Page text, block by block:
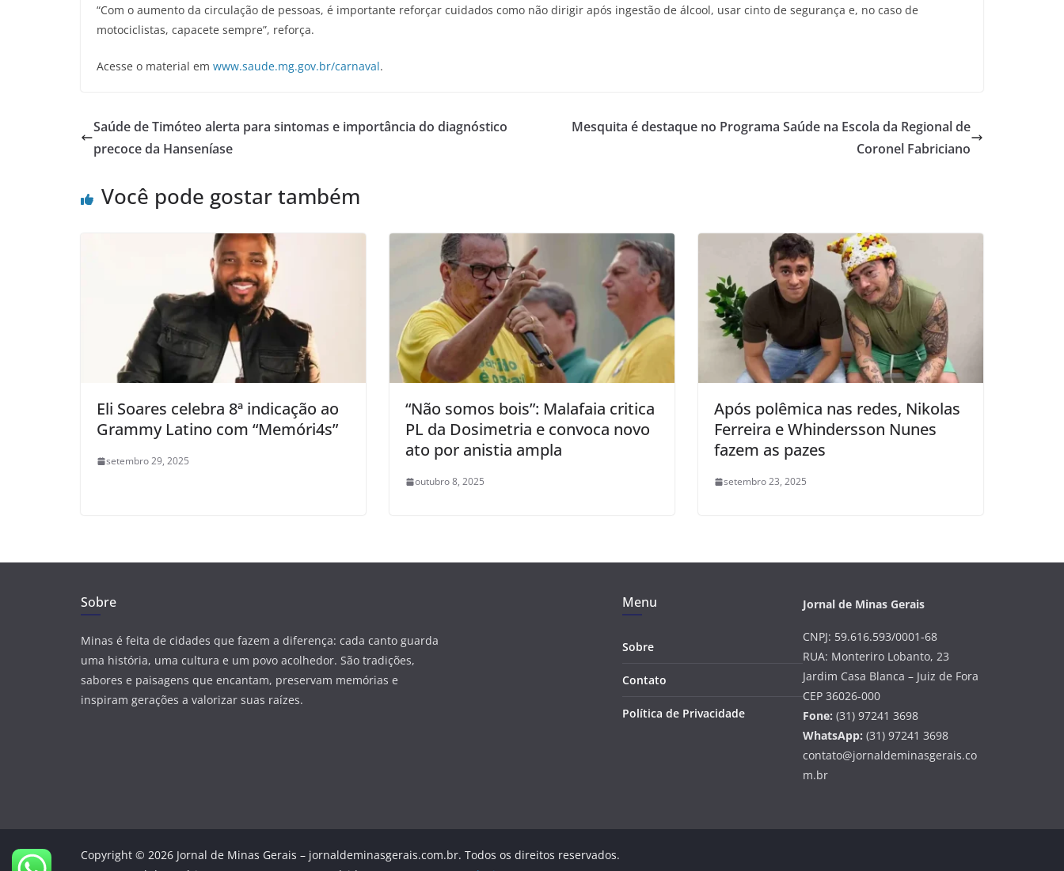
“Com o aumento da circulação de pessoas, é importante reforçar cuidados como não dirigir após ingestão de álcool, usar cinto de segurança e, no caso de
motociclistas, capacete sempre”, reforça.
Acesse o material em www.saude.mg.gov.br/carnaval.
Saúde de Timóteo alerta para sintomas e importância do diagnóstico
precoce da Hanseníase
Mesquita é destaque no Programa Saúde na Escola da Regional de
Coronel Fabriciano
Você pode gostar também
Eli Soares celebra 8ª indicação ao
Grammy Latino com “Memóri4s”
setembro 29, 2025
“Não somos bois”: Malafaia critica
PL da Dosimetria e convoca novo
ato por anistia ampla
outubro 8, 2025
Após polêmica nas redes, Nikolas
Ferreira e Whindersson Nunes
fazem as pazes
setembro 23, 2025
Sobre
Minas é feita de cidades que fazem a diferença: cada canto guarda
uma história, uma cultura e um povo acolhedor. São tradições,
sabores e paisagens que encantam, preservam memórias e
inspiram gerações a valorizar suas raízes.
Menu
Sobre
Contato
Política de Privacidade
Jornal de Minas Gerais
CNPJ: 59.616.593/0001-68
RUA: Monteriro Lobanto, 23
Jardim Casa Blanca – Juiz de Fora
CEP 36026-000
Fone: (31) 97241 3698
WhatsApp: (31) 97241 3698
contato@jornaldeminasgerais.co
m.br
Copyright © 2026 Jornal de Minas Gerais – jornaldeminasgerais.com.br. Todos os direitos reservados.